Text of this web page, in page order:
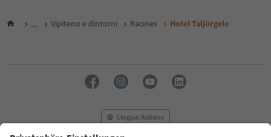
... Vipiteno e dintorni Racines Hotel Taljörgele
Lingua: Italiano